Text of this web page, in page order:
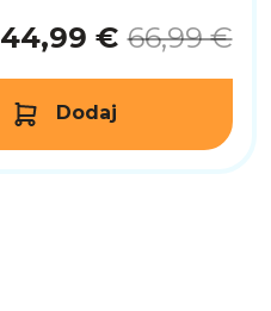
44,99 € 66,99 €
Dodaj